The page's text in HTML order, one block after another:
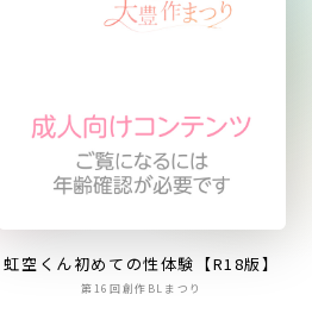
虹空くん初めての性体験【R18版】
第16回創作BLまつり